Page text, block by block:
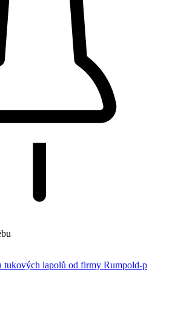
tukových lapolů od firmy Rumpold-p